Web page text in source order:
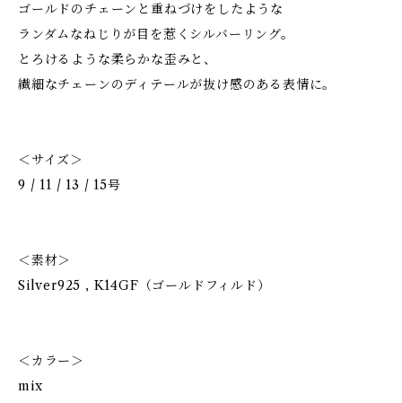
ゴールドのチェーンと重ねづけをしたような
ランダムなねじりが目を惹くシルバーリング。
とろけるような柔らかな歪みと、
繊細なチェーンのディテールが抜け感のある表情に。
＜サイズ＞
9 / 11 / 13 / 15号
＜素材＞
Silver925 , K14GF（ゴールドフィルド）
＜カラー＞
mix